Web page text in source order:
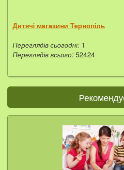
Дитячі магазини Тернопіль
Переглядів сьогодні: 1
Переглядів всього: 52424